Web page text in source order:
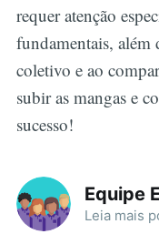
requer atenção
fundamentais, além
coletivo e ao
subir as mangas e
sucesso!
Equipe
Leia mais